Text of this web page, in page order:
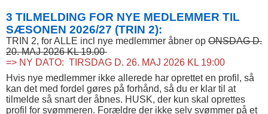
3 TILMELDING FOR NYE MEDLEMMER TIL
SÆSONEN 2026/27 (TRIN 2):
TRIN 2, for ALLE incl nye medlemmer åbner op ONSDAG D.
20. MAJ 2026 KL 19.00
=> NY DATO: TIRSDAG D. 26. MAJ 2026 KL 19:00
Hvis nye medlemmer ikke allerede har oprettet en profil, så
kan det med fordel gøres på forhånd, så du er klar til at
tilmelde så snart der åbnes. HUSK, der kun skal oprettes
profil for svømmeren. Forældre der ikke selv svømmer på et